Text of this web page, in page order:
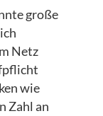
große
Netz
wie
Zahl an